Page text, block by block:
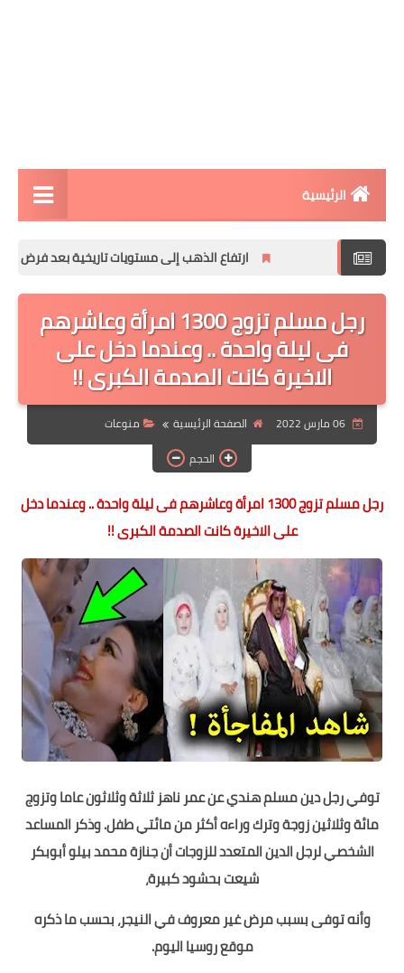
الرئيسية
تطبيقات الاندرويد
تطبيقات الايفون
افكار و مشاريع
الهجرة
اقتصاد
التجارة الالكترونية
وظائف Jobs
مطبخ هسا
ارتفاع الذهب إلى مستويات تاريخية بعد فرض الرسوم
رجل مسلم تزوج 1300 امرأة وعاشرهم
فى ليلة واحدة .. وعندما دخل على
الاخيرة كانت الصدمة الكبرى !!
06 مارس 2022 الصفحة الرئيسية
منوعات
الحجم
رجل مسلم تزوج 1300 امرأة وعاشرهم فى ليلة واحدة .. وعندما دخل
على الاخيرة كانت الصدمة الكبرى !!
توفي رجل دين مسلم هندي عن عمر ناهز ثلاثة وثلاثون عاما وتزوج
مائة وثلاثين زوجة وترك وراءه أكثر من مائتي طفل. وذكر المساعد
الشخصي لرجل الدين المتعدد للزوجات أن جنازة محمد بيلو أبوبكر
شيعت بحشود كبيرة،
وأنه توفى بسبب مرض غير معروف في النيجر، بحسب ما ذكره
موقع روسيا اليوم.